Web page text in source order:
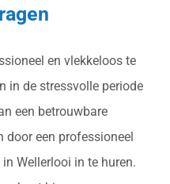
en vlekkeloos te
in de stressvolle periode
een betrouwbare
door een professioneel
Wellerlooi in te huren.